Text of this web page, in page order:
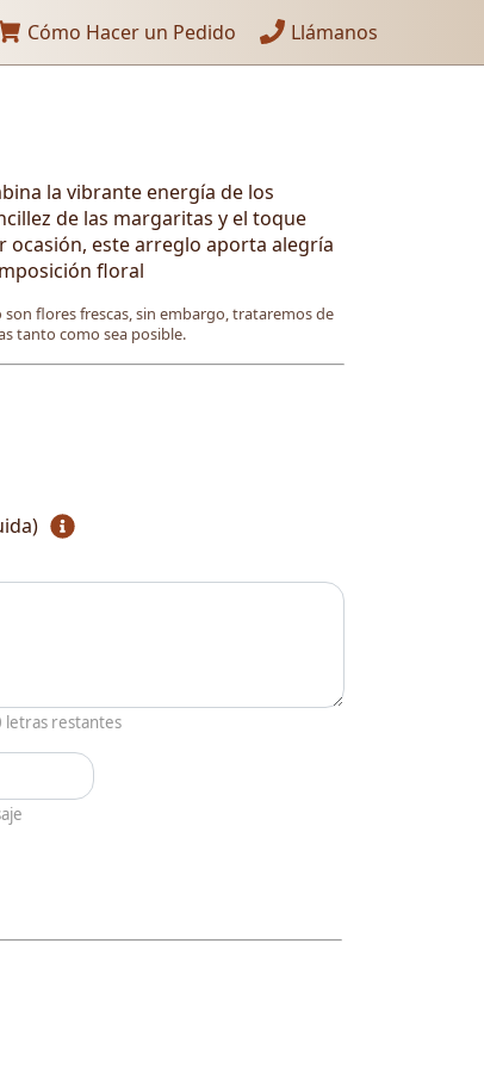
Cómo Hacer un Pedido Llámanos
la vibrante energía de los
de las margaritas y el toque
este arreglo aporta alegría
floral
flores frescas, sin embargo, trataremos de
tanto como sea posible.
letras restantes